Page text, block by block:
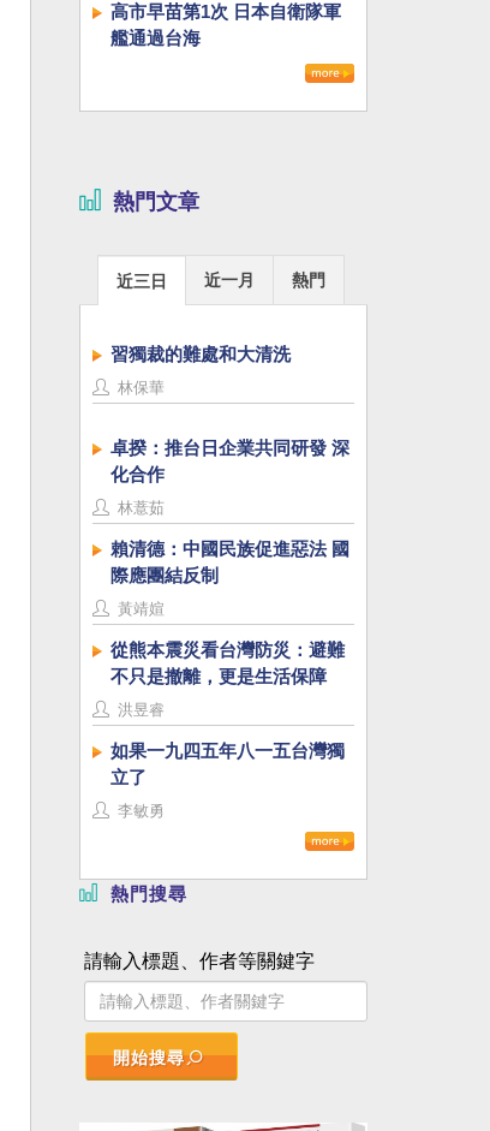
高市早苗第1次 日本自衛隊軍
艦通過台海
熱門文章
近三日 近一月 熱門
習獨裁的難處和大清洗
林保華
卓揆：推台日企業共同研發 深
化合作
林薏茹
賴清德：中國民族促進惡法 國
際應團結反制
黃靖媗
從熊本震災看台灣防災：避難
不只是撤離，更是生活保障
洪昱睿
如果一九四五年八一五台灣獨
立了
李敏勇
熱門搜尋
請輸入標題、作者等關鍵字
開始搜尋